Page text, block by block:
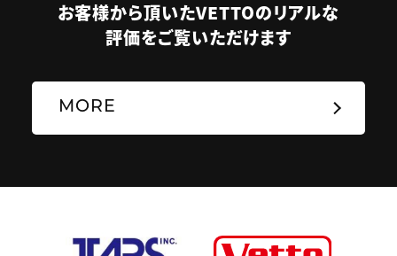
お客様から頂いたVETTOのリアルな
評価をご覧いただけます
MORE